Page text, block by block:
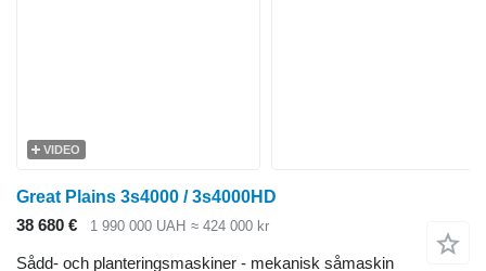
VIDEO
Great Plains 3s4000 / 3s4000HD
38 680 €
1 990 000 UAH ≈ 424 000 kr
Sådd- och planteringsmaskiner - mekanisk såmaskin